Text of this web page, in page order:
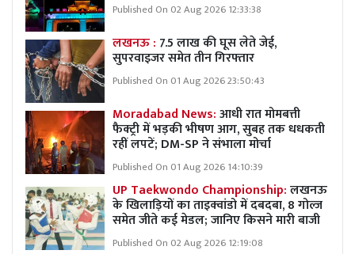
Published On 02 Aug 2026 12:33:38
लखनऊ : 7.5 लाख की घूस लेते जेई,
सुपरवाइजर समेत तीन गिरफ्तार
Published On 01 Aug 2026 23:50:43
Moradabad News:आधी रात मोमबत्ती
फैक्ट्री में भड़की भीषण आग, सुबह तक धधकती
रहीं लपटें; DM-SP ने संभाला मोर्चा
Published On 01 Aug 2026 14:10:39
UP Taekwondo Championship:लखनऊ
के खिलाड़ियों का ताइक्वांडो में दबदबा, 8 गोल्ज
समेत जीते कई मेडल; जानिए किसने मारी बाजी
Published On 02 Aug 2026 12:19:08